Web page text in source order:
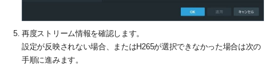
再度ストリーム情報を確認します。
設定が反映されない場合、またはH265が選択できなかった場合は次の
手順に進みます。